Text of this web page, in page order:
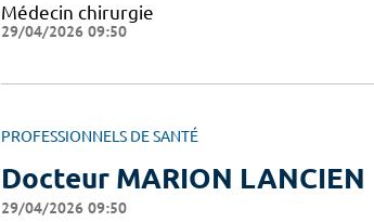
Médecin chirurgie
29/04/2026 09:50
PROFESSIONNELS DE SANTÉ
Docteur MARION LANCIEN
29/04/2026 09:50